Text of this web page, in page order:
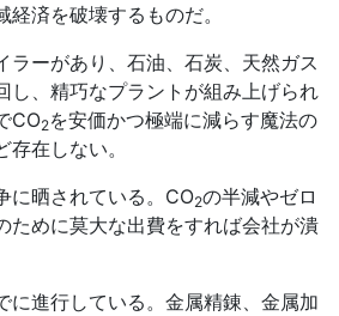
済を破壊するものだ。
ラーがあり、石油、石炭、天然ガス
し、精巧なプラントが組み上げられ
CO2を安価かつ極端に減らす魔法の
在しない。
晒されている。 CO2の半減やゼロ
ために莫大な出費をすれば会社が潰
に進行している。金属精錬、金属加